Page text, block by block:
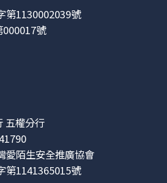
第1130002039號
000017號
五權分行
愛陌生安全推廣協會
第1141365015號